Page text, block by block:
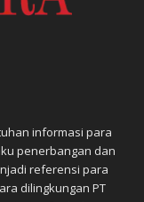
informasi para
penerbangan dan
referensi para
dilingkungan PT